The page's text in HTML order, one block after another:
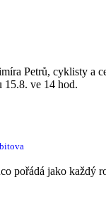
Petrů, cyklisty a
15.8. ve 14 hod.
pořádá jako každý